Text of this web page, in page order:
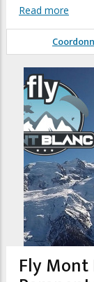
Read more
Fly Mont